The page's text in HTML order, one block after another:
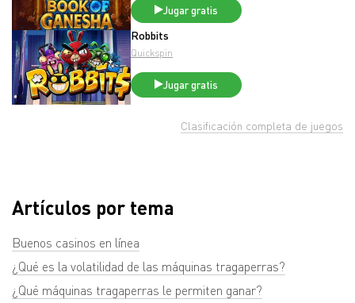
Jugar gratis
Robbits
Quickspin
Jugar gratis
Clasificación completa de juegos
Artículos por tema
Buenos casinos en línea
¿Qué es la volatilidad de las máquinas tragaperras?
¿Qué máquinas tragaperras le permiten ganar?